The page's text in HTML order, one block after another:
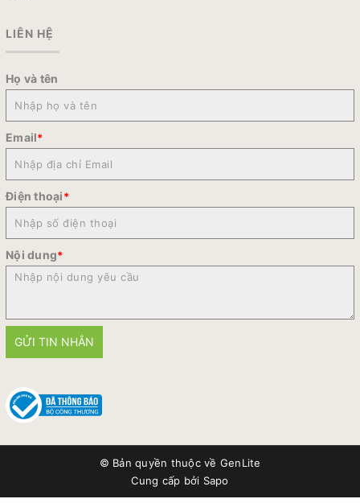
LIÊN HỆ
Họ và tên
Email*
Điện thoại*
Nội dung*
GỬI TIN NHẮN
© Bản quyền thuộc về GenLite
Cung cấp bởi Sapo